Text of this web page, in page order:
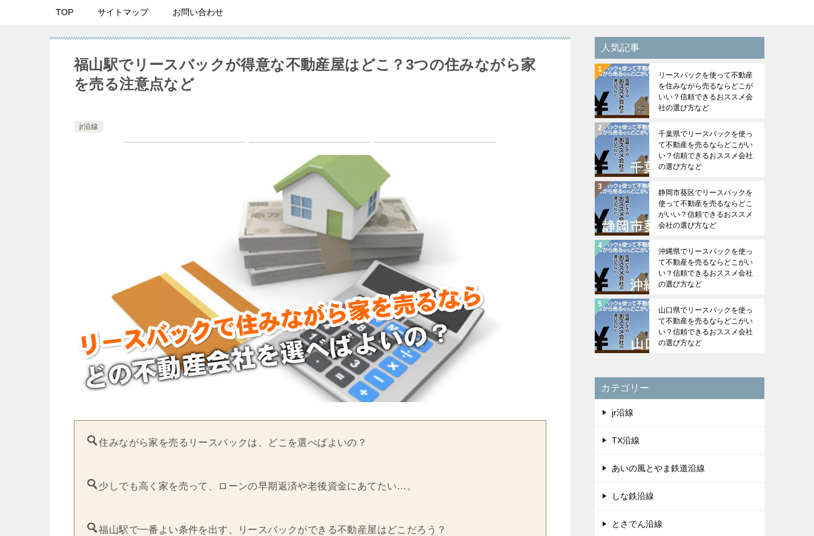
TOP サイトマップ お問い合わせ
福山駅でリースバックが得意な不動産屋はどこ？3つの住みながら家
を売る注意点など
jr沿線
住みながら家を売るリースバックは、どこを選べばよいの？
少しでも高く家を売って、ローンの早期返済や老後資金にあてたい…。
福山駅で一番よい条件を出す、リースバックができる不動産屋はどこだろう？
人気記事
リースバックを使って不動産
を住みながら売るならどこが
いい？信頼できるおススメ会
社の選び方など
千葉県でリースバックを使っ
て不動産を売るならどこがい
い？信頼できるおススメ会社
の選び方など
静岡市葵区でリースバックを
使って不動産を売るならどこ
がいい？信頼できるおススメ
会社の選び方など
沖縄県でリースバックを使っ
て不動産を売るならどこがい
い？信頼できるおススメ会社
の選び方など
山口県でリースバックを使っ
て不動産を売るならどこがい
い？信頼できるおススメ会社
の選び方など
カテゴリー
jr沿線
TX沿線
あいの風とやま鉄道沿線
しな鉄沿線
とさでん沿線